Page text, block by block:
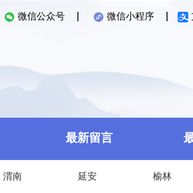
微信公众号 微信小程序
最新留言
渭南 延安 榆林